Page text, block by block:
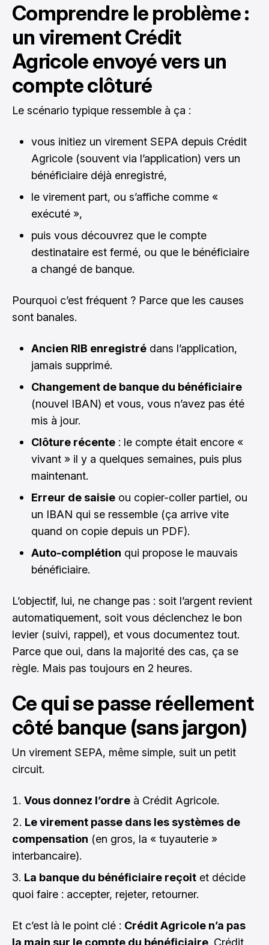
Comprendre le problème :
un virement Crédit
Agricole envoyé vers un
compte clôturé
Le scénario typique ressemble à ça :
vous initiez un virement SEPA depuis Crédit
Agricole (souvent via l’application) vers un
bénéficiaire déjà enregistré,
le virement part, ou s’affiche comme «
exécuté »,
puis vous découvrez que le compte
destinataire est fermé, ou que le bénéficiaire
a changé de banque.
Pourquoi c’est fréquent ? Parce que les causes
sont banales.
Ancien RIB enregistré dans l’application,
jamais supprimé.
Changement de banque du bénéficiaire
(nouvel IBAN) et vous, vous n’avez pas été
mis à jour.
Clôture récente : le compte était encore «
vivant » il y a quelques semaines, puis plus
maintenant.
Erreur de saisie ou copier-coller partiel, ou
un IBAN qui se ressemble (ça arrive vite
quand on copie depuis un PDF).
Auto-complétion qui propose le mauvais
bénéficiaire.
L’objectif, lui, ne change pas : soit l’argent revient
automatiquement, soit vous déclenchez le bon
levier (suivi, rappel), et vous documentez tout.
Parce que oui, dans la majorité des cas, ça se
règle. Mais pas toujours en 2 heures.
Ce qui se passe réellement
côté banque (sans jargon)
Un virement SEPA, même simple, suit un petit
circuit.
Vous donnez l’ordre à Crédit Agricole.
Le virement passe dans les systèmes de
compensation (en gros, la « tuyauterie »
interbancaire).
La banque du bénéficiaire reçoit et décide
quoi faire : accepter, rejeter, retourner.
Et c’est là le point clé : Crédit Agricole n’a pas
la main sur le compte du bénéficiaire . Crédit